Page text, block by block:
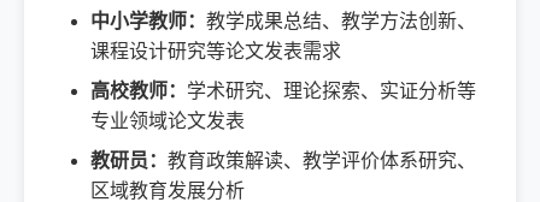
中小学教师： 教学成果总结、教学方法创新、
课程设计研究等论文发表需求
高校教师： 学术研究、理论探索、实证分析等
专业领域论文发表
教研员： 教育政策解读、教学评价体系研究、
区域教育发展分析